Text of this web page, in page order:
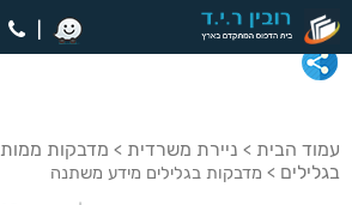
עמוד הבית > ניירת משרדית > מדבקות
בגלילים > מדבקות בגלילים מידע משתנה